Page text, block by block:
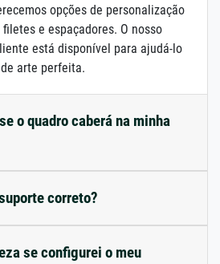
opções de personalização
e espaçadores. O nosso
está disponível para ajudá-lo
arte perfeita.
o quadro caberá na minha
correto?
se configurei o meu